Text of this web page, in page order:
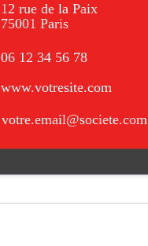
12 rue de la Paix
75001 Paris
06 12 34 56 78
www.votresite.com
votre.email@societe.com